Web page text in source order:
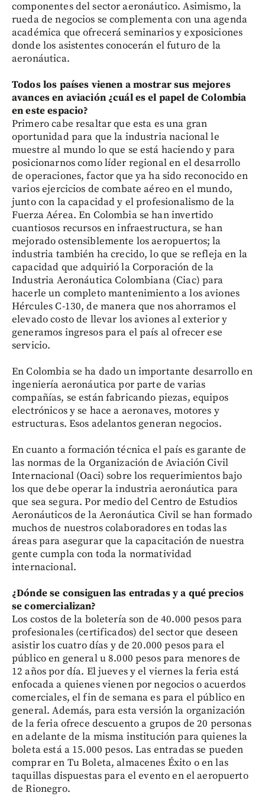
componentes del sector aeronáutico. Asimismo, la
rueda de negocios se complementa con una agenda
académica que ofrecerá seminarios y exposiciones
donde los asistentes conocerán el futuro de la
aeronáutica.
Todos los países vienen a mostrar sus mejores
avances en aviación ¿cuál es el papel de Colombia
en este espacio?
Primero cabe resaltar que esta es una gran
oportunidad para que la industria nacional le
muestre al mundo lo que se está haciendo y para
posicionarnos como líder regional en el desarrollo
de operaciones, factor que ya ha sido reconocido en
varios ejercicios de combate aéreo en el mundo,
junto con la capacidad y el profesionalismo de la
Fuerza Aérea. En Colombia se han invertido
cuantiosos recursos en infraestructura, se han
mejorado ostensiblemente los aeropuertos; la
industria también ha crecido, lo que se refleja en la
capacidad que adquirió la Corporación de la
Industria Aeronáutica Colombiana (Ciac) para
hacerle un completo mantenimiento a los aviones
Hércules C-130, de manera que nos ahorramos el
elevado costo de llevar los aviones al exterior y
generamos ingresos para el país al ofrecer ese
servicio.
En Colombia se ha dado un importante desarrollo en
ingeniería aeronáutica por parte de varias
compañías, se están fabricando piezas, equipos
electrónicos y se hace a aeronaves, motores y
estructuras. Esos adelantos generan negocios.
En cuanto a formación técnica el país es garante de
las normas de la Organización de Aviación Civil
Internacional (Oaci) sobre los requerimientos bajo
los que debe operar la industria aeronáutica para
que sea segura. Por medio del Centro de Estudios
Aeronáuticos de la Aeronáutica Civil se han formado
muchos de nuestros colaboradores en todas las
áreas para asegurar que la capacitación de nuestra
gente cumpla con toda la normatividad
internacional.
¿Dónde se consiguen las entradas y a qué precios
se comercializan?
Los costos de la boletería son de 40.000 pesos para
profesionales (certificados) del sector que deseen
asistir los cuatro días y de 20.000 pesos para el
público en general u 8.000 pesos para menores de
12 años por día. El jueves y el viernes la feria está
enfocada a quienes vienen por negocios o acuerdos
comerciales, el fin de semana es para el público en
general. Además, para esta versión la organización
de la feria ofrece descuento a grupos de 20 personas
en adelante de la misma institución para quienes la
boleta está a 15.000 pesos. Las entradas se pueden
comprar en Tu Boleta, almacenes Éxito o en las
taquillas dispuestas para el evento en el aeropuerto
de Rionegro.